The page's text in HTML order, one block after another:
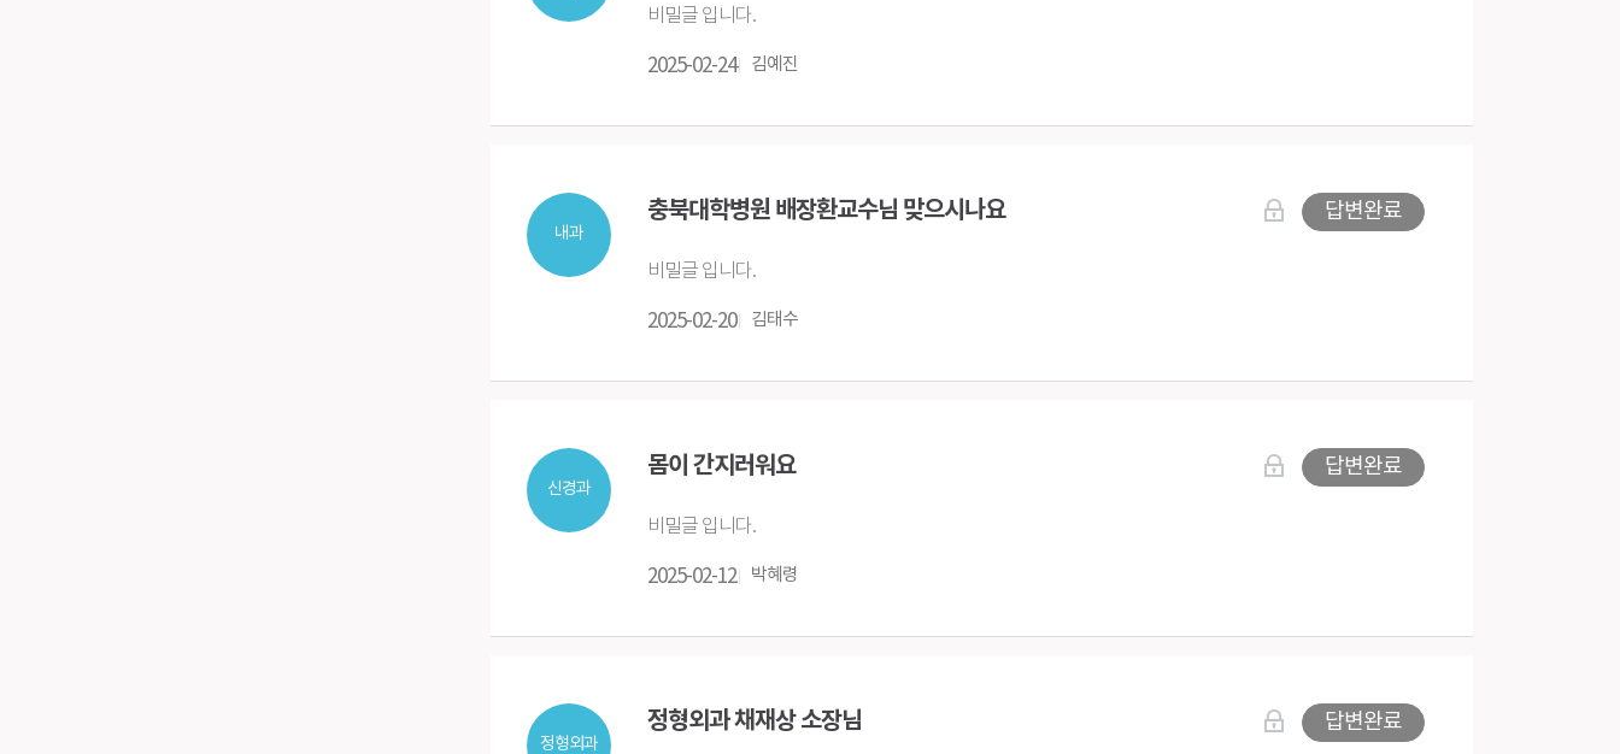
비밀글 입니다.
2025-02-24 김예진
내과
충북대학병원 배장환교수님 맞으시나요 답변완료
비밀글 입니다.
2025-02-20 김태수
신경과
몸이 간지러워요 답변완료
비밀글 입니다.
2025-02-12 박혜령
정형외과
정형외과 채재상 소장님 답변완료